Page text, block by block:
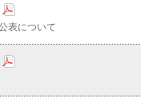
表について